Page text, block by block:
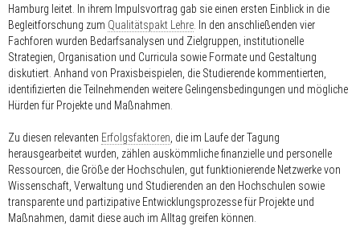
Hamburg leitet. In ihrem Impulsvortrag gab sie einen ersten Einblick in die
Begleitforschung zum Qualitätspakt Lehre . In den anschließenden vier
Fachforen wurden Bedarfsanalysen und Zielgruppen, institutionelle
Strategien, Organisation und Curricula sowie Formate und Gestaltung
diskutiert. Anhand von Praxisbeispielen, die Studierende kommentierten,
identifizierten die Teilnehmenden weitere Gelingensbedingungen und mögliche
Hürden für Projekte und Maßnahmen.
Zu diesen relevanten Erfolgsfaktoren , die im Laufe der Tagung
herausgearbeitet wurden, zählen auskömmliche finanzielle und personelle
Ressourcen, die Größe der Hochschulen, gut funktionierende Netzwerke von
Wissenschaft, Verwaltung und Studierenden an den Hochschulen sowie
transparente und partizipative Entwicklungsprozesse für Projekte und
Maßnahmen, damit diese auch im Alltag greifen können.